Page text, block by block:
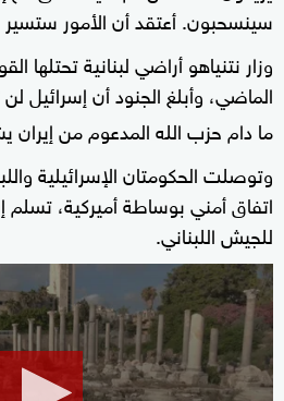
⁠سينسحبون. أعتقد ‌أن الأمور ستسير
وزار نتنياهو أراضي لبنانية تحتلها
الماضي، وأبلغ الجنود أن
ما دام حزب الله المدعوم من إيران
اتفاق أمني بوساطة أميركية،
للجيش اللبناني.